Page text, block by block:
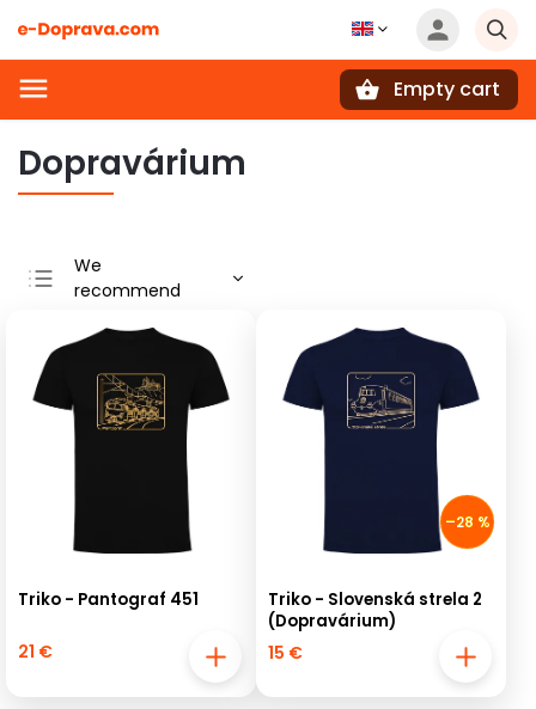
Empty cart
Dopravárium
We
recommend
Most expensive
Bestsellers
Alphabetically
Triko - Pantograf 451
21 €
–28 %
Triko - Slovenská strela 2
(Dopravárium)
15 €